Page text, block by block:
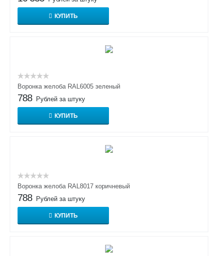
КУПИТЬ
Воронка желоба RAL6005 зеленый
788 Рублей за штуку
КУПИТЬ
Воронка желоба RAL8017 коричневый
788 Рублей за штуку
КУПИТЬ